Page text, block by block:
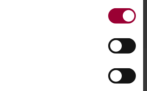
noggrannhet på upp till flera meter
dra tillbaka ditt samtycke när som
Läs mer